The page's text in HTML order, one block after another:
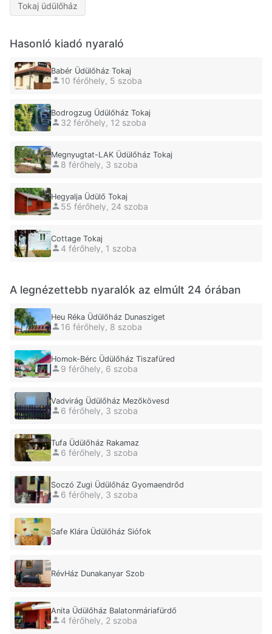
Tokaj üdülőház
Hasonló kiadó nyaraló
Babér Üdülőház Tokaj
10 férőhely, 5 szoba
Bodrogzug Üdülőház Tokaj
32 férőhely, 12 szoba
Megnyugtat-LAK Üdülőház Tokaj
8 férőhely, 3 szoba
Hegyalja Üdülő Tokaj
55 férőhely, 24 szoba
Cottage Tokaj
4 férőhely, 1 szoba
A legnézettebb nyaralók az elmúlt 24 órában
Heu Réka Üdülőház Dunasziget
16 férőhely, 8 szoba
Homok-Bérc Üdülőház Tiszafüred
9 férőhely, 6 szoba
Vadvirág Üdülőház Mezőkövesd
6 férőhely, 3 szoba
Tufa Üdülőház Rakamaz
6 férőhely, 3 szoba
Soczó Zugi Üdülőház Gyomaendrőd
6 férőhely, 3 szoba
Safe Klára Üdülőház Siófok
RévHáz Dunakanyar Szob
Anita Üdülőház Balatonmáriafürdő
4 férőhely, 2 szoba